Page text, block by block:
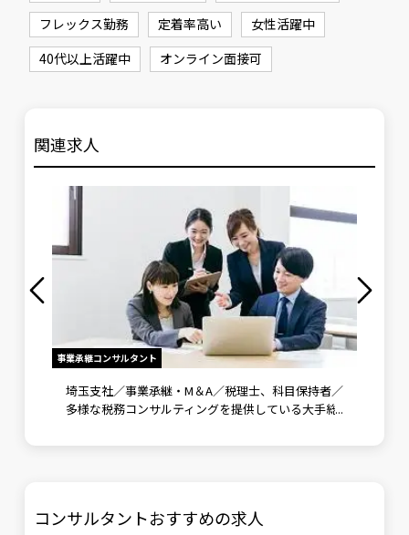
フレックス勤務
定着率高い
女性活躍中
40代以上活躍中
オンライン面接可
関連求人
事業承継コンサルタント
埼玉支社／事業承継・M＆A／税理士、科目保持者／
多様な税務コンサルティングを提供している大手総
コンサルタントおすすめの求人